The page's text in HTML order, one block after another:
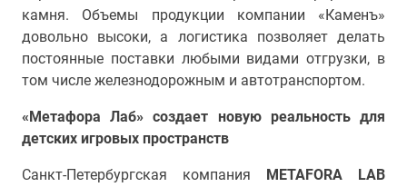
камня. Объемы продукции компании «Каменъ»
довольно высоки, а логистика позволяет делать
постоянные поставки любыми видами отгрузки, в
том числе железнодорожным и автотранспортом.
«Метафора Лаб» создает новую реальность для
детских игровых пространств
Санкт-Петербургская компания
METAFORA LAB